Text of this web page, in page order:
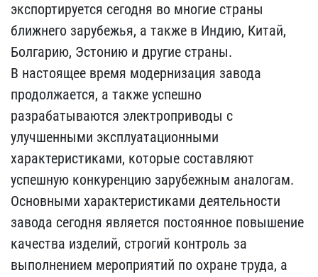
экспортируется сегодня во многие страны
ближнего зарубежья, а также в Индию, Китай,
Болгарию, Эстонию и другие страны.
В настоящее время модернизация завода
продолжается, а также успешно
разрабатываются электроприводы с
улучшенными эксплуатационными
характеристиками, которые составляют
успешную конкуренцию зарубежным аналогам.
Основными характеристиками деятельности
завода сегодня является постоянное повышение
качества изделий, строгий контроль за
выполнением мероприятий по охране труда, а